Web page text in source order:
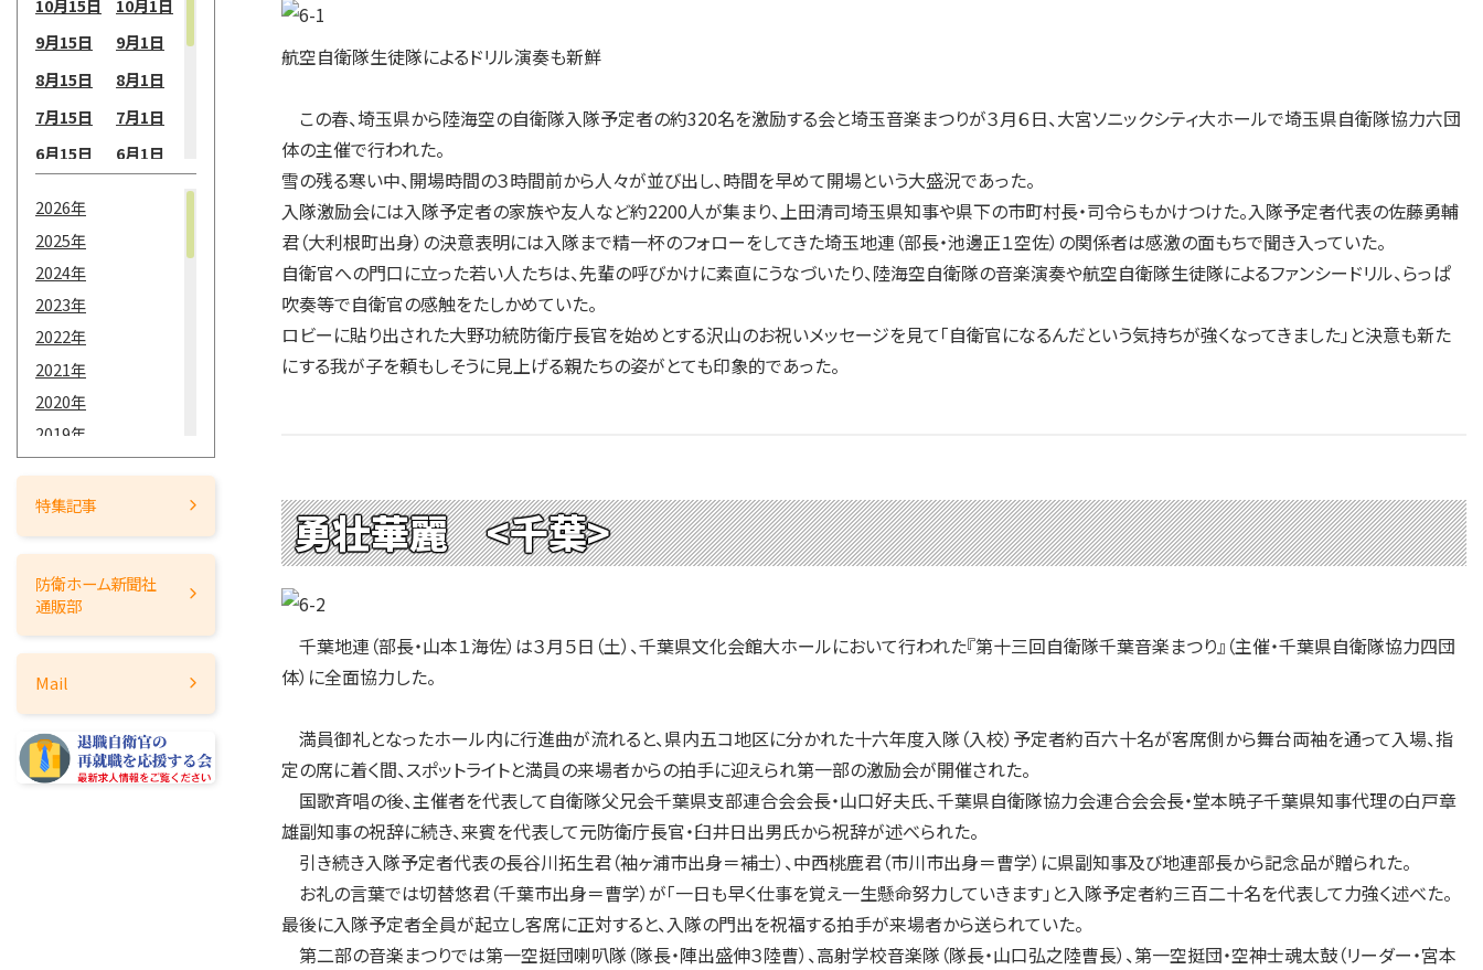
10月15日
10月1日
9月15日
9月1日
8月15日
8月1日
7月15日
7月1日
6月15日
6月1日
3月15日
2月15日
1月15日
2026年
2025年
2024年
2023年
2022年
2021年
2020年
2019年
2018年
2017年
2014年
2012年
2011年
2009年
2008年
特集記事
防衛ホーム新聞社
通販部
Mail
航空自衛隊生徒隊によるドリル演奏も新鮮
この春、埼玉県から陸海空の自衛隊入隊予定者の約320名を激励する会と埼玉音楽まつりが３月６日、大宮ソニックシティ大ホールで埼玉県自衛隊協力六団
体の主催で行われた。
雪の残る寒い中、開場時間の３時間前から人々が並び出し、時間を早めて開場という大盛況であった。
入隊激励会には入隊予定者の家族や友人など約2200人が集まり、上田清司埼玉県知事や県下の市町村長・司令らもかけつけた。入隊予定者代表の佐藤勇輔
君（大利根町出身）の決意表明には入隊まで精一杯のフォローをしてきた埼玉地連（部長・池邊正１空佐）の関係者は感激の面もちで聞き入っていた。
自衛官への門口に立った若い人たちは、先輩の呼びかけに素直にうなづいたり、陸海空自衛隊の音楽演奏や航空自衛隊生徒隊によるファンシードリル、らっぱ
吹奏等で自衛官の感触をたしかめていた。
ロビーに貼り出された大野功統防衛庁長官を始めとする沢山のお祝いメッセージを見て「自衛官になるんだという気持ちが強くなってきました」と決意も新た
にする我が子を頼もしそうに見上げる親たちの姿がとても印象的であった。
勇壮華麗 <千葉>
千葉地連（部長・山本１海佐）は３月５日（土）、千葉県文化会館大ホールにおいて行われた『第十三回自衛隊千葉音楽まつり』（主催・千葉県自衛隊協力四団
体）に全面協力した。
満員御礼となったホール内に行進曲が流れると、県内五コ地区に分かれた十六年度入隊（入校）予定者約百六十名が客席側から舞台両袖を通って入場、指
定の席に着く間、スポットライトと満員の来場者からの拍手に迎えられ第一部の激励会が開催された。
国歌斉唱の後、主催者を代表して自衛隊父兄会千葉県支部連合会会長・山口好夫氏、千葉県自衛隊協力会連合会会長・堂本暁子千葉県知事代理の白戸章
雄副知事の祝辞に続き、来賓を代表して元防衛庁長官・臼井日出男氏から祝辞が述べられた。
引き続き入隊予定者代表の長谷川拓生君（袖ヶ浦市出身＝補士）、中西桃鹿君（市川市出身＝曹学）に県副知事及び地連部長から記念品が贈られた。
お礼の言葉では切替悠君（千葉市出身＝曹学）が「一日も早く仕事を覚え一生懸命努力していきます」と入隊予定者約三百二十名を代表して力強く述べた。
最後に入隊予定者全員が起立し客席に正対すると、入隊の門出を祝福する拍手が来場者から送られていた。
第二部の音楽まつりでは第一空挺団喇叭隊（隊長・陣出盛伸３陸曹）、高射学校音楽隊（隊長・山口弘之陸曹長）、第一空挺団・空神士魂太鼓（リーダー・宮本